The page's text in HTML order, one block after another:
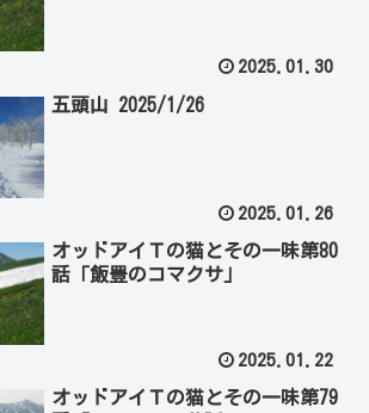
2025.01.30
五頭山 2025/1/26
2025.01.26
オッドアイＴの猫とその一味第80
話「飯豊のコマクサ」
2025.01.22
オッドアイＴの猫とその一味第79